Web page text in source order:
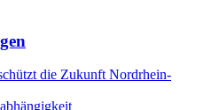
die Zukunft Nordrhein-